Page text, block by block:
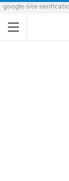
google-site-